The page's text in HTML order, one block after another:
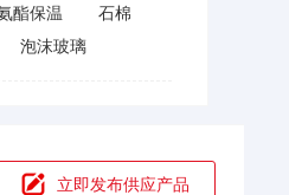
酯保温
石棉
泡沫玻璃
立即发布供应产品